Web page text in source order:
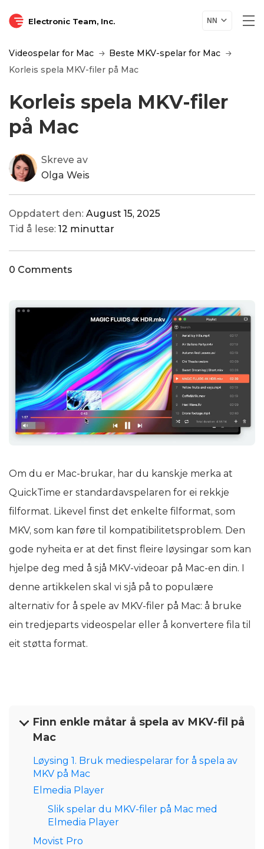
Electronic Team, Inc. NN
Videospelar for Mac
Beste MKV-spelar for Mac
Korleis spela MKV-filer på Mac
Korleis spela MKV-filer
på Mac
Skreve av
Olga Weis
Oppdatert den: August 15, 2025
Tid å lese: 12 minuttar
0 Comments
Om du er Mac-brukar, har du kanskje merka at
QuickTime er standardavspelaren for ei rekkje
filformat. Likevel finst det enkelte filformat, som
MKV, som kan føre til kompatibilitetsproblem. Den
gode nyheita er at det finst fleire løysingar som kan
hjelpe deg med å sjå MKV-videoar på Mac-en din. I
denne artikkelen skal vi sjå på to populære
alternativ for å spele av MKV-filer på Mac: å bruke
ein tredjeparts videospelar eller å konvertere fila til
eit støtta format.
Finn enkle måtar å spela av MKV-fil på
Mac
Løysing 1. Bruk mediespelarar for å spela av
MKV på Mac
Elmedia Player
Slik spelar du MKV-filer på Mac med
Elmedia Player
Movist Pro